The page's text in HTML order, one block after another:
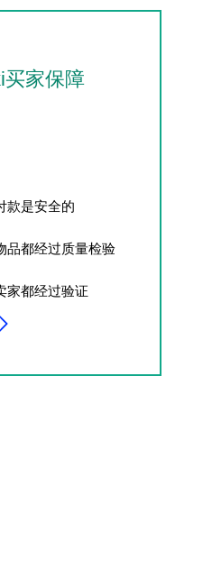
买家保障
款是安全的
品都经过质量检验
家都经过验证